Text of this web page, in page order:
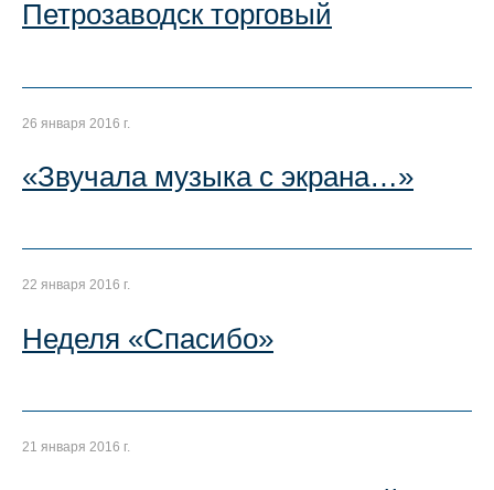
Петрозаводск торговый
26 января 2016 г.
«Звучала музыка с экрана…»
22 января 2016 г.
Неделя «Спасибо»
21 января 2016 г.